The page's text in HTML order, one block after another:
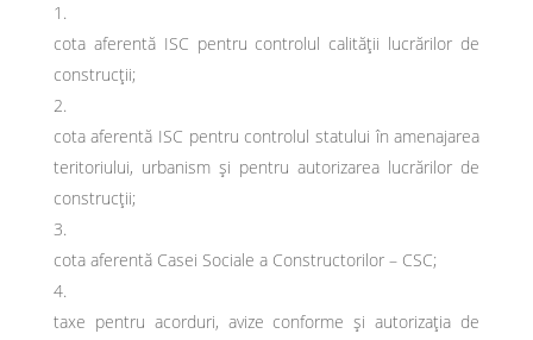
cota aferentă ISC pentru controlul calităţii lucrărilor de
construcţii;
cota aferentă ISC pentru controlul statului în amenajarea
teritoriului, urbanism şi pentru autorizarea lucrărilor de
construcţii;
cota aferentă Casei Sociale a Constructorilor – CSC;
taxe pentru acorduri, avize conforme şi autorizaţia de